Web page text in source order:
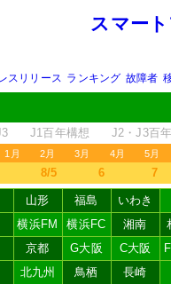
スマー
スリリース ランキング 故障者
J1百年構想 J2・J3百
1月 2月 3月 4月 5月
8/5 6 7
山形 福島
いわき
横浜FM 横浜FC 湘南
京都 G大阪 C大阪
北九州 鳥栖 長崎